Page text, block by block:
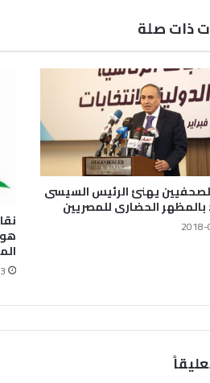
ذات صلة
يهنئ الرئيس السيسى
الحضارى للمصريين